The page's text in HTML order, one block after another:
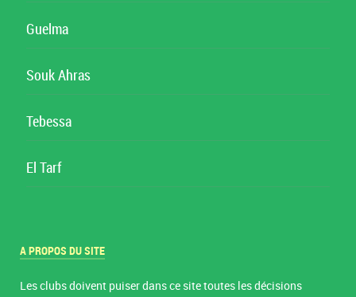
Guelma
Souk Ahras
Tebessa
El Tarf
A PROPOS DU SITE
Les clubs doivent puiser dans ce site toutes les décisions